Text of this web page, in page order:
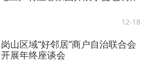
12-18
岗山区域“好邻居”商户自治联合会
开展年终座谈会